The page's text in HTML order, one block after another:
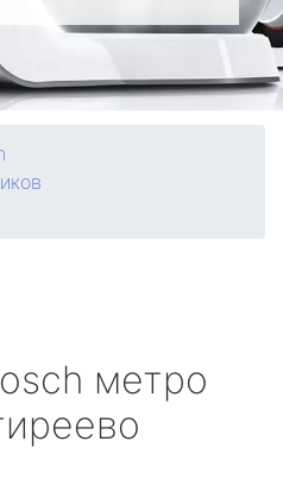
метро